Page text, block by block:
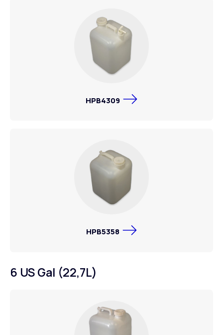
HPB4309
HPB5358
6 US Gal (22,7L)